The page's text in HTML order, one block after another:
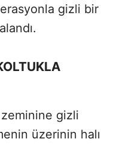
gizli bir
gizli
üzerinin halı